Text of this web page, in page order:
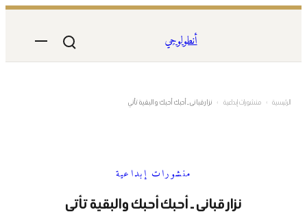
المحتوى
أنطولوجي
الرئيسية › منشورات إبداعية › نزار قبانى ـ أحبك أحبك والبقية تأتي
منشورات إبداعية
نزار قبانى ـ أحبك أحبك والبقية تأتي